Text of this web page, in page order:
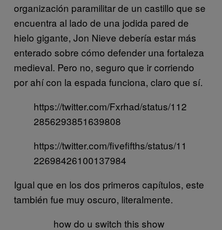
organización paramilitar de un castillo que se
encuentra al lado de una jodida pared de
hielo gigante, Jon Nieve debería estar más
enterado sobre cómo defender una fortaleza
medieval. Pero no, seguro que ir corriendo
por ahí con la espada funciona, claro que sí.
https://twitter.com/Fxrhad/status/112
2856293851639808
https://twitter.com/fivefifths/status/11
22698426100137984
Igual que en los dos primeros capítulos, este
también fue muy oscuro, literalmente.
how do u switch this show